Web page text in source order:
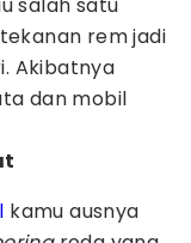
rem jadi
Akibatnya
dan mobil
kamu ausnya